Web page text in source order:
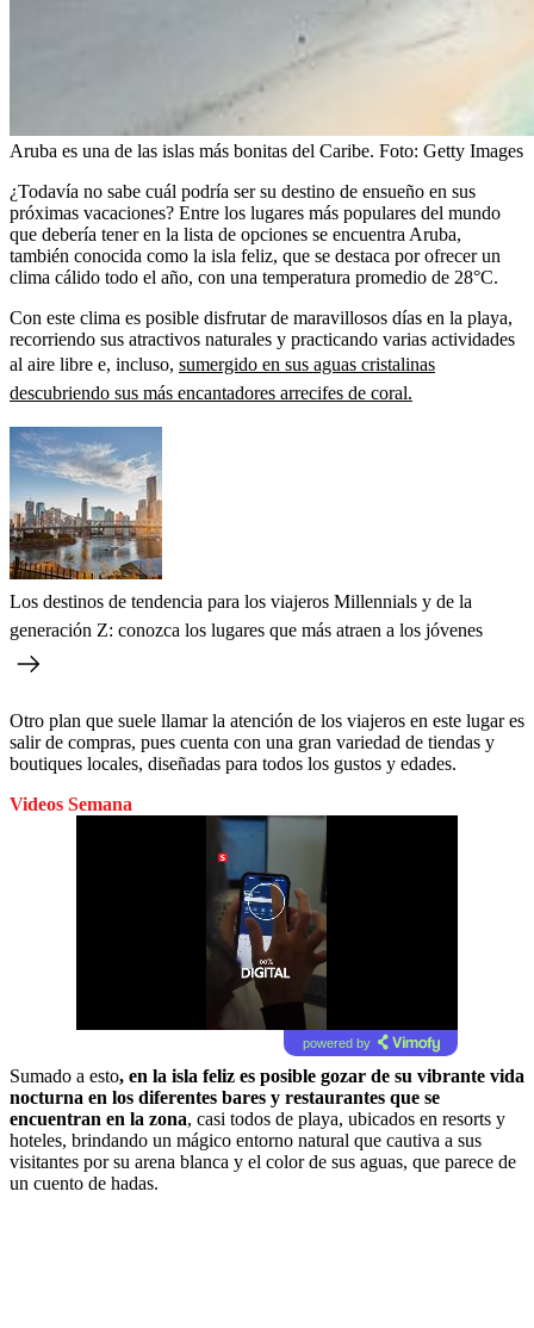
Aruba es una de las islas más bonitas del Caribe. Foto: Getty Images
¿Todavía no sabe cuál podría ser su destino de ensueño en sus
próximas vacaciones? Entre los lugares más populares del mundo
que debería tener en la lista de opciones se encuentra Aruba,
también conocida como la isla feliz, que se destaca por ofrecer un
clima cálido todo el año, con una temperatura promedio de 28°C.
Con este clima es posible disfrutar de maravillosos días en la playa,
recorriendo sus atractivos naturales y practicando varias actividades
al aire libre e, incluso, sumergido en sus aguas cristalinas
descubriendo sus más encantadores arrecifes de coral.
Los destinos de tendencia para los viajeros Millennials y de la
generación Z: conozca los lugares que más atraen a los jóvenes
Otro plan que suele llamar la atención de los viajeros en este lugar es
salir de compras, pues cuenta con una gran variedad de tiendas y
boutiques locales, diseñadas para todos los gustos y edades.
Videos Semana
powered by
Sumado a esto, en la isla feliz es posible gozar de su vibrante vida
nocturna en los diferentes bares y restaurantes que se
encuentran en la zona, casi todos de playa, ubicados en resorts y
hoteles, brindando un mágico entorno natural que cautiva a sus
visitantes por su arena blanca y el color de sus aguas, que parece de
un cuento de hadas.